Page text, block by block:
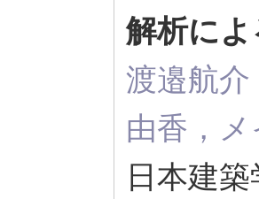
解析に
渡邉航
由香，
日本建